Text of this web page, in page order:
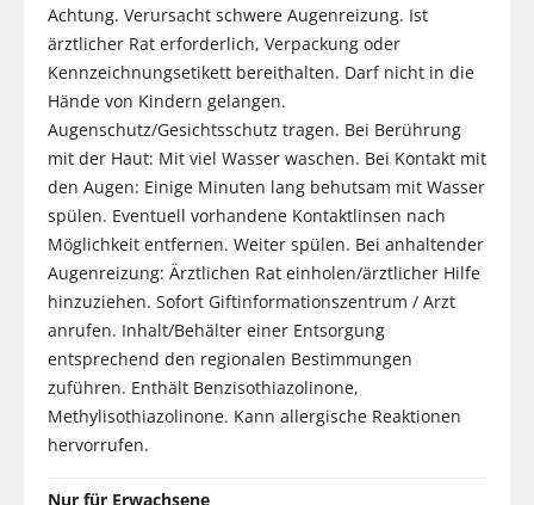
Achtung. Verursacht schwere Augenreizung. Ist
ärztlicher Rat erforderlich, Verpackung oder
Kennzeichnungsetikett bereithalten. Darf nicht in die
Hände von Kindern gelangen.
Augenschutz/Gesichtsschutz tragen. Bei Berührung
mit der Haut: Mit viel Wasser waschen. Bei Kontakt mit
den Augen: Einige Minuten lang behutsam mit Wasser
spülen. Eventuell vorhandene Kontaktlinsen nach
Möglichkeit entfernen. Weiter spülen. Bei anhaltender
Augenreizung: Ärztlichen Rat einholen/ärztlicher Hilfe
hinzuziehen. Sofort Giftinformationszentrum / Arzt
anrufen. Inhalt/Behälter einer Entsorgung
entsprechend den regionalen Bestimmungen
zuführen. Enthält Benzisothiazolinone,
Methylisothiazolinone. Kann allergische Reaktionen
hervorrufen.
Nur für Erwachsene